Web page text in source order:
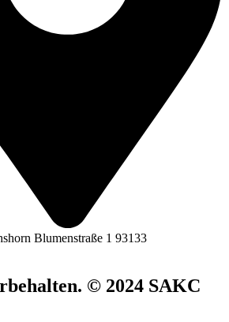
Blumenstraße 1 93133
© 2024 SAKC